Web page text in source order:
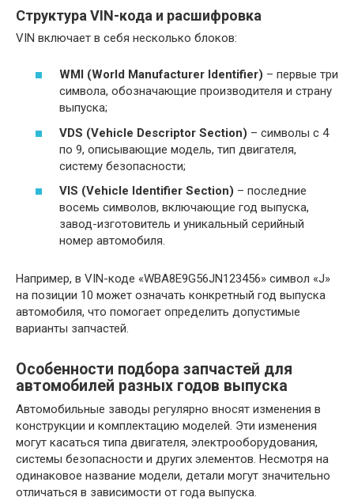
Структура VIN-кода и расшифровка
VIN включает в себя несколько блоков:
WMI (World Manufacturer Identifier) – первые три
символа, обозначающие производителя и страну
выпуска;
VDS (Vehicle Descriptor Section) – символы с 4
по 9, описывающие модель, тип двигателя,
систему безопасности;
VIS (Vehicle Identifier Section) – последние
восемь символов, включающие год выпуска,
завод-изготовитель и уникальный серийный
номер автомобиля.
Например, в VIN-коде «WBA8E9G56JN123456» символ «J»
на позиции 10 может означать конкретный год выпуска
автомобиля, что помогает определить допустимые
варианты запчастей.
Особенности подбора запчастей для
автомобилей разных годов выпуска
Автомобильные заводы регулярно вносят изменения в
конструкции и комплектацию моделей. Эти изменения
могут касаться типа двигателя, электрооборудования,
системы безопасности и других элементов. Несмотря на
одинаковое название модели, детали могут значительно
отличаться в зависимости от года выпуска.